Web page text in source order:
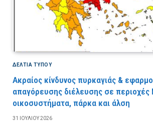
ΔΕΛΤΙΑ ΤΥΠΟΥ
Ακραίος κίνδυνος πυρκαγιάς &
απαγόρευσης διέλευσης σε περιοχές
οικοσυστήματα, πάρκα και άλση
31 ΙΟΥΛΊΟΥ 2026